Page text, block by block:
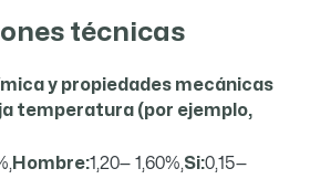
técnicas
y propiedades mecánicas
temperatura (por ejemplo,
Hombre:1,20— 1,60%,Si:0,15—